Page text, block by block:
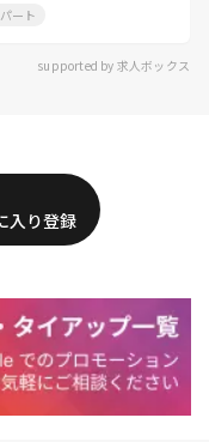
ート
supported by 求人ボックス
入り登録